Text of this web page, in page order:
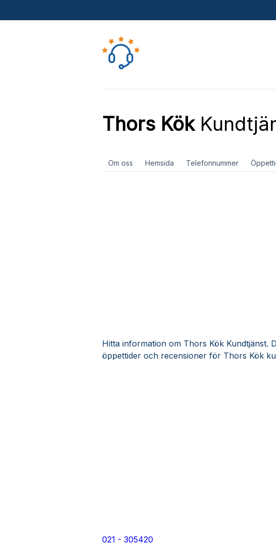
Thors Kök
Om oss Hemsida Telefonnummer
Hitta information om Thors Kök Kundtjänst.
öppettider och recensioner för Thors Kök
021 - 305420